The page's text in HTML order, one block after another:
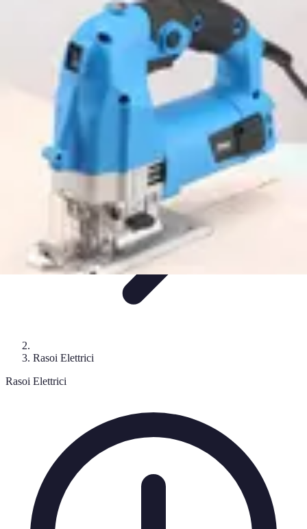
Smartphone e Accessori
Elettrodomestici
Elettrodomestici AspirapolvereTendenze
Electro Shopping
Rasoi Elettrici
Rasoi Elettrici